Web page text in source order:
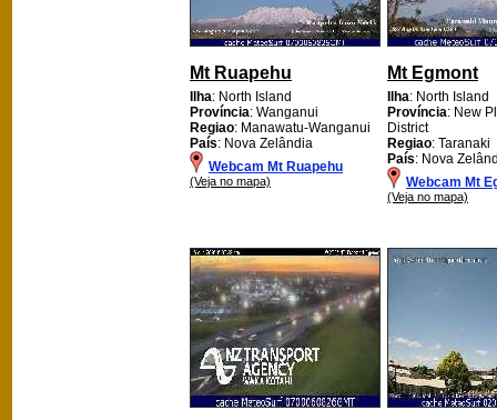
Mt Ruapehu
Ilha: North Island
Província: Wanganui
Regiao: Manawatu-Wanganui
País: Nova Zelândia
Webcam Mt Ruapehu
(Veja no mapa)
Mt Egmont
Ilha: North Island
Província: New
District
Regiao: Taranaki
País: Nova
Webcam Mt
(Veja no mapa)